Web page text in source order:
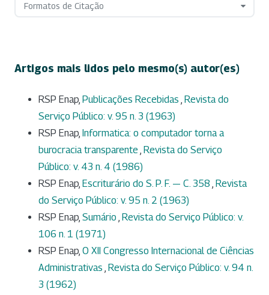
Formatos de Citação
Artigos mais lidos pelo mesmo(s) autor(es)
RSP Enap, Publicações Recebidas , Revista do
Serviço Público: v. 95 n. 3 (1963)
RSP Enap, Informatica: o computador torna a
burocracia transparente , Revista do Serviço
Público: v. 43 n. 4 (1986)
RSP Enap, Escriturário do S. P. F. — C. 358 , Revista
do Serviço Público: v. 95 n. 2 (1963)
RSP Enap, Sumário , Revista do Serviço Público: v.
106 n. 1 (1971)
RSP Enap, O XII Congresso Internacional de Ciências
Administrativas , Revista do Serviço Público: v. 94 n.
3 (1962)